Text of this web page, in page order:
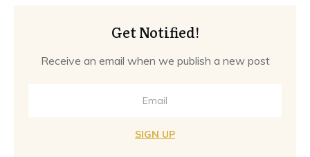
Get Notified!
Receive an email when we publish a new post
SIGN UP